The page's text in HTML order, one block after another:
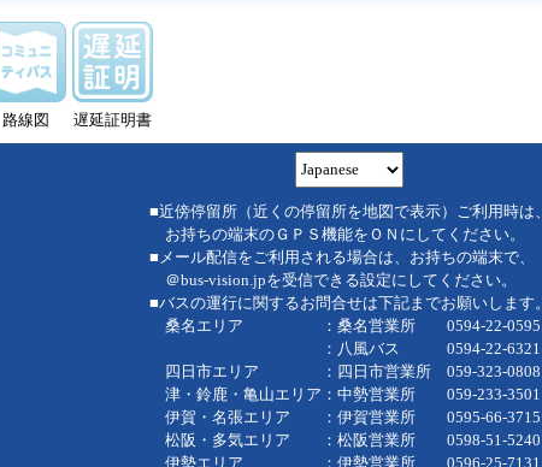
路線図 遅延証明書
■近傍停留所（近くの停留所を地図で表示）ご利用時は、
お持ちの端末のＧＰＳ機能をＯＮにしてください。
■メール配信をご利用される場合は、お持ちの端末で、
＠bus-vision.jpを受信できる設定にしてください。
■バスの運行に関するお問合せは下記までお願いします。
桑名エリア ：桑名営業所 0594-22-0595
：八風バス 0594-22-6321
四日市エリア ：四日市営業所 059-323-0808
津・鈴鹿・亀山エリア：中勢営業所 059-233-3501
伊賀・名張エリア ：伊賀営業所 0595-66-3715
松阪・多気エリア ：松阪営業所 0598-51-5240
伊勢エリア ：伊勢営業所 0596-25-7131